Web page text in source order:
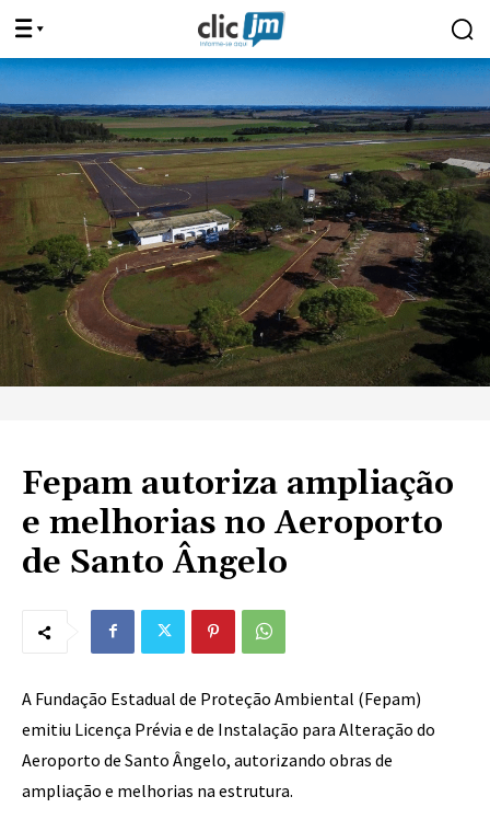
Fepam autoriza ampliação
e melhorias no Aeroporto
de Santo Ângelo
A Fundação Estadual de Proteção Ambiental (Fepam)
emitiu Licença Prévia e de Instalação para Alteração do
Aeroporto de Santo Ângelo, autorizando obras de
ampliação e melhorias na estrutura.